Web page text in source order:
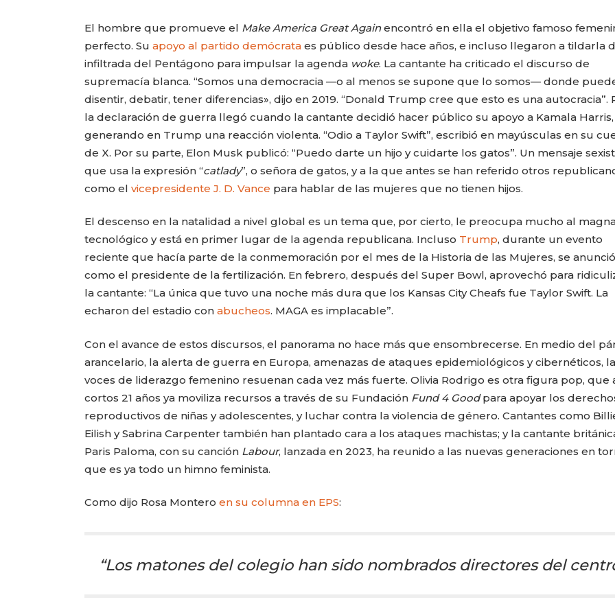
El hombre que promueve el Make America Great Againencontró en ella el objetivo famoso
perfecto. Su apoyo al partido demócrataes público desde hace años, e incluso llegaron a tildarla
infiltrada del Pentágono para impulsar la agenda woke. La cantante ha criticado el discurso de
supremacía blanca. “Somos una democracia —o al menos se supone que lo somos— donde
disentir, debatir, tener diferencias», dijo en 2019. “Donald Trump cree que esto es una autocracia”.
la declaración de guerra llegó cuando la cantante decidió hacer público su apoyo a Kamala Harris,
generando en Trump una reacción violenta. “Odio a Taylor Swift”, escribió en mayúsculas en su
de X. Por su parte, Elon Musk publicó: “Puedo darte un hijo y cuidarte los gatos”. Un mensaje
que usa la expresión “catlady”, o señora de gatos, y a la que antes se han referido otros
como el vicepresidente J. D. Vance para hablar de las mujeres que no tienen hijos.
El descenso en la natalidad a nivel global es un tema que, por cierto, le preocupa mucho al
tecnológico y está en primer lugar de la agenda republicana. Incluso Trump, durante un evento
reciente que hacía parte de la conmemoración por el mes de la Historia de las Mujeres, se anunció
como el presidente de la fertilización. En febrero, después del Super Bowl, aprovechó para
la cantante: “La única que tuvo una noche más dura que los Kansas City Cheafs fue Taylor Swift. La
echaron del estadio con abucheos. MAGA es implacable”.
Con el avance de estos discursos, el panorama no hace más que ensombrecerse. En medio del
arancelario, la alerta de guerra en Europa, amenazas de ataques epidemiológicos y cibernéticos,
voces de liderazgo femenino resuenan cada vez más fuerte. Olivia Rodrigo es otra figura pop, que
cortos 21 años ya moviliza recursos a través de su Fundación Fund 4 Goodpara apoyar los
reproductivos de niñas y adolescentes, y luchar contra la violencia de género. Cantantes como
Eilish y Sabrina Carpenter también han plantado cara a los ataques machistas; y la cantante
Paris Paloma, con su canción Labour, lanzada en 2023, ha reunido a las nuevas generaciones en
que es ya todo un himno feminista.
Como dijo Rosa Montero en su columna en EPS:
“Los matones del colegio han sido nombrados directores del